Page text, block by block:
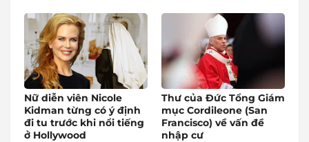
Nữ diễn viên Nicole
Kidman từng có ý định
đi tu trước khi nổi tiếng
ở Hollywood
Thư của Đức Tổng Giám
mục Cordileone (San
Francisco) về vấn đề
nhập cư